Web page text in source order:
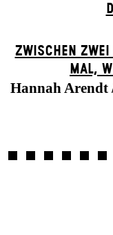
ZWISCHEN
MAL,
Hannah Arendt